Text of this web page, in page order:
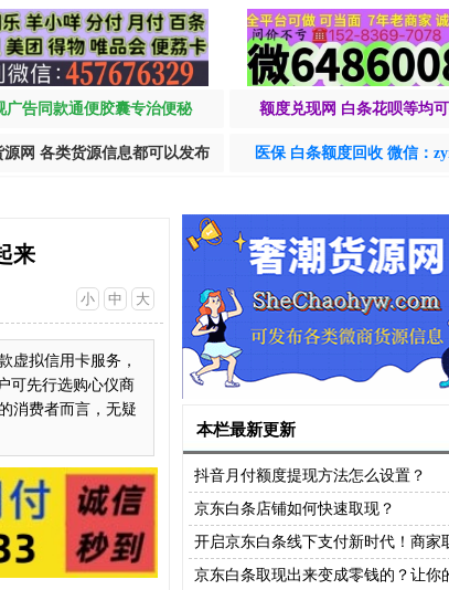
广告同款通便胶囊专治便秘 额度兑现网 白条花呗等均
源网 各类货源信息都可以发布 医保 白条额度回收 微信：
来
小 中 大
虚拟信用卡服务，
可先行选购心仪商
消费者而言，无疑
本栏最新更新
抖音月付额度提现方法怎么设置？
京东白条店铺如何快速取现？
开启京东白条线下支付新时代！商家
现只需数分钟！
京东白条取现出来变成零钱的？让你